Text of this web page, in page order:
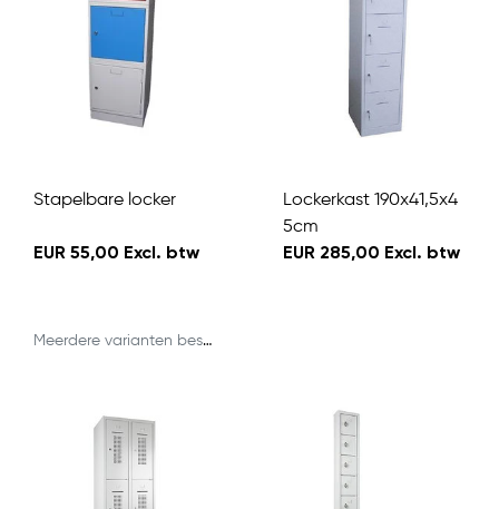
Stapelbare locker
EUR 55,00 Excl. btw
Meerdere varianten beschikbaar
Lockerkast 190x41,5x4
5cm
EUR 285,00 Excl. btw